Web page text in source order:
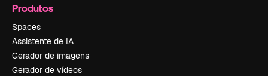
Produtos
Spaces
Assistente de IA
Gerador de imagens
Gerador de vídeos